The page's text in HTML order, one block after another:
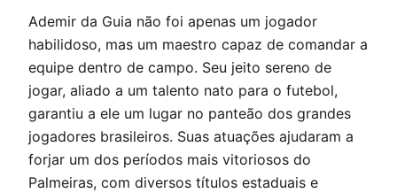
Ademir da Guia não foi apenas um jogador
habilidoso, mas um maestro capaz de comandar a
equipe dentro de campo. Seu jeito sereno de
jogar, aliado a um talento nato para o futebol,
garantiu a ele um lugar no panteão dos grandes
jogadores brasileiros. Suas atuações ajudaram a
forjar um dos períodos mais vitoriosos do
Palmeiras, com diversos títulos estaduais e